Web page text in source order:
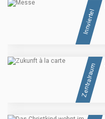
Innviertel
Zentralraum